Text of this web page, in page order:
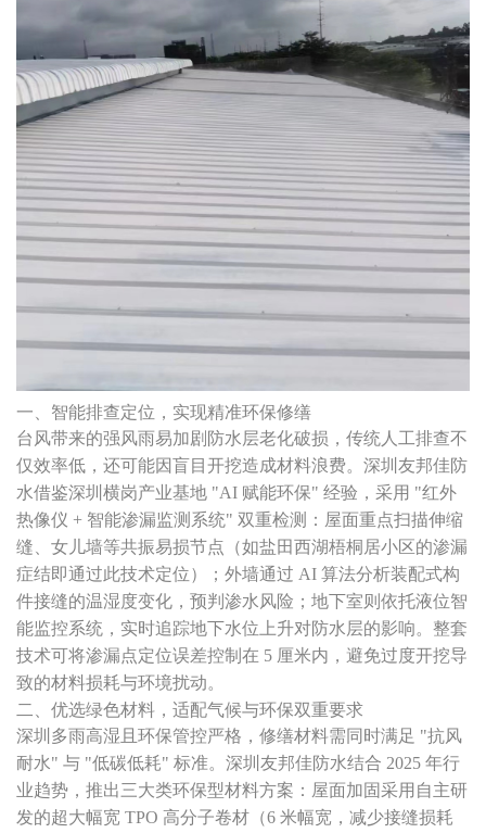
一、智能排查定位，实现精准环保修缮
台风带来的强风雨易加剧防水层老化破损，传统人工排查不
仅效率低，还可能因盲目开挖造成材料浪费。深圳友邦佳防
水借鉴深圳横岗产业基地 "AI 赋能环保" 经验，采用 "红外
热像仪 + 智能渗漏监测系统" 双重检测：屋面重点扫描伸缩
缝、女儿墙等共振易损节点（如盐田西湖梧桐居小区的渗漏
症结即通过此技术定位）；外墙通过 AI 算法分析装配式构
件接缝的温湿度变化，预判渗水风险；地下室则依托液位智
能监控系统，实时追踪地下水位上升对防水层的影响。整套
技术可将渗漏点定位误差控制在 5 厘米内，避免过度开挖导
致的材料损耗与环境扰动。
二、优选绿色材料，适配气候与环保双重要求
深圳多雨高湿且环保管控严格，修缮材料需同时满足 "抗风
耐水" 与 "低碳低耗" 标准。深圳友邦佳防水结合 2025 年行
业趋势，推出三大类环保型材料方案：屋面加固采用自主研
发的超大幅宽 TPO 高分子卷材（6 米幅宽，减少接缝损耗